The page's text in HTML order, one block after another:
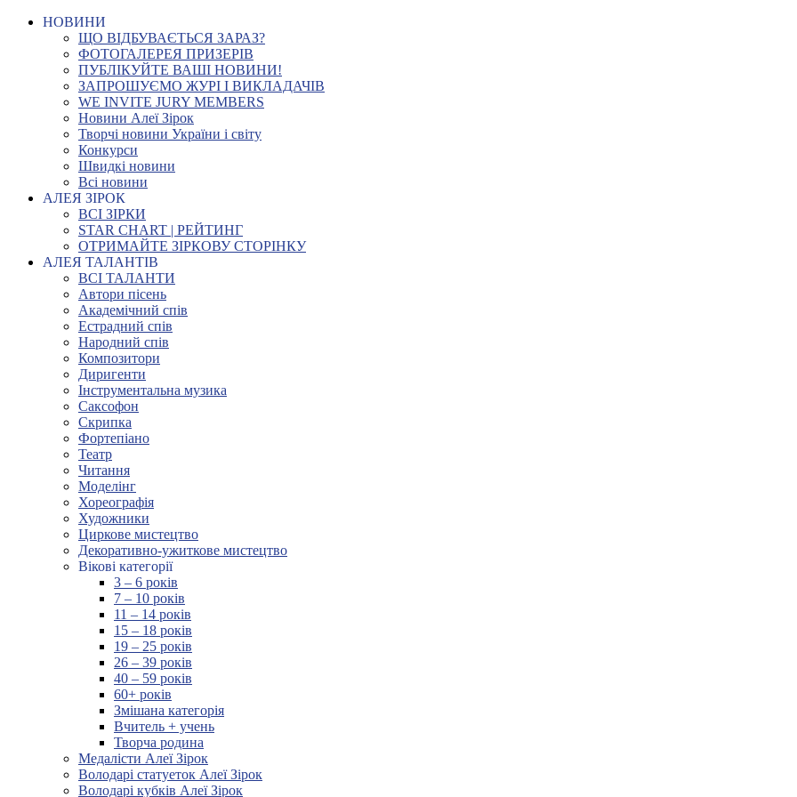
НОВИНИ
ЩО ВІДБУВАЄТЬСЯ ЗАРАЗ?
ФОТОГАЛЕРЕЯ ПРИЗЕРІВ
ПУБЛІКУЙТЕ ВАШІ НОВИНИ!
ЗАПРОШУЄМО ЖУРІ І ВИКЛАДАЧІВ
WE INVITE JURY MEMBERS
Новини Алеї Зірок
Творчі новини України і світу
Конкурси
Швидкі новини
Всі новини
АЛЕЯ ЗІРОК
ВСІ ЗІРКИ
STAR CHART | РЕЙТИНГ
ОТРИМАЙТЕ ЗІРКОВУ СТОРІНКУ
АЛЕЯ ТАЛАНТІВ
ВСІ ТАЛАНТИ
Автори пісень
Академічний спів
Естрадний спів
Народний спів
Композитори
Диригенти
Інструментальна музика
Саксофон
Скрипка
Фортепіано
Театр
Читання
Моделінг
Хореографія
Художники
Циркове мистецтво
Декоративно-ужиткове мистецтво
Вікові категорії
3 – 6 років
7 – 10 років
11 – 14 років
15 – 18 років
19 – 25 років
26 – 39 років
40 – 59 років
60+ років
Змішана категорія
Вчитель + учень
Творча родина
Медалісти Алеї Зірок
Володарі статуеток Алеї Зірок
Володарі кубків Алеї Зірок